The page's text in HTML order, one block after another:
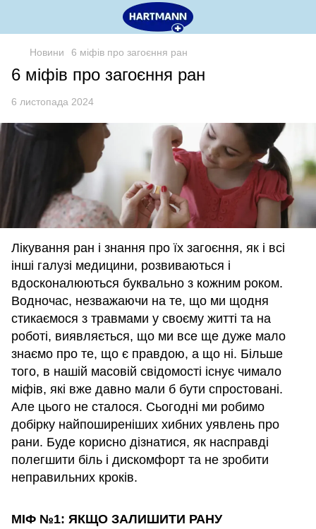
Новини 6 міфів про загоєння ран
6 міфів про загоєння ран
6 листопада 2024
Лікування ран і знання про їх загоєння, як і всі
інші галузі медицини, розвиваються і
вдосконалюються буквально з кожним роком.
Водночас, незважаючи на те, що ми щодня
стикаємося з травмами у своєму житті та на
роботі, виявляється, що ми все ще дуже мало
знаємо про те, що є правдою, а що ні. Більше
того, в нашій масовій свідомості існує чимало
міфів, які вже давно мали б бути спростовані.
Але цього не сталося. Сьогодні ми робимо
добірку найпоширеніших хибних уявлень про
рани. Буде корисно дізнатися, як насправді
полегшити біль і дискомфорт та не зробити
неправильних кроків.
МІФ №1: ЯКЩО ЗАЛИШИТИ РАНУ